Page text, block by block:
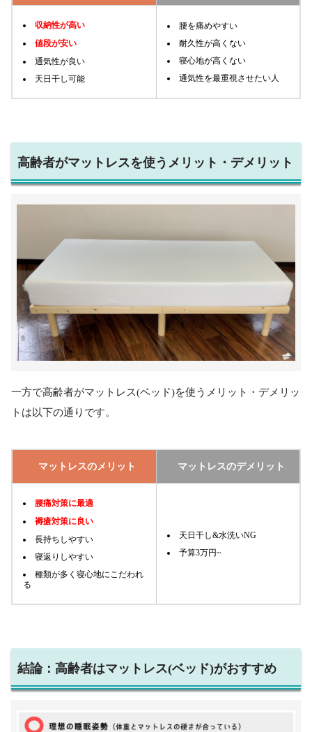
収納性が高い
値段が安い
通気性が良い
天日干し可能
腰を痛めやすい
耐久性が高くない
寝心地が高くない
通気性を最重視させたい人
高齢者がマットレスを使うメリット・デメリット
一方で高齢者がマットレス(ベッド)を使うメリット・デメリッ
トは以下の通りです。
マットレスのメリット マットレスのデメリット
腰痛対策に最適
褥瘡対策に良い
長持ちしやすい
寝返りしやすい
種類が多く寝心地にこだわれ
る
天日干し&水洗いNG
予算3万円~
結論：高齢者はマットレス(ベッド)がおすすめ